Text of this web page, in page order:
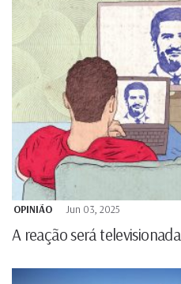
OPINIÃO Jun 03, 2025
A reação será televisionada